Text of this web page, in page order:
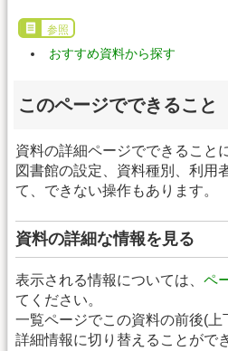
参照
おすすめ資料から探す
このページでできること
資料の詳細ページでできること
図書館の設定、資料種別、利用
て、できない操作もあります。
資料の詳細な情報を見る
表示される情報については、 ペ
てください。
一覧ページでこの資料の前後(
詳細情報に切り替えることがで